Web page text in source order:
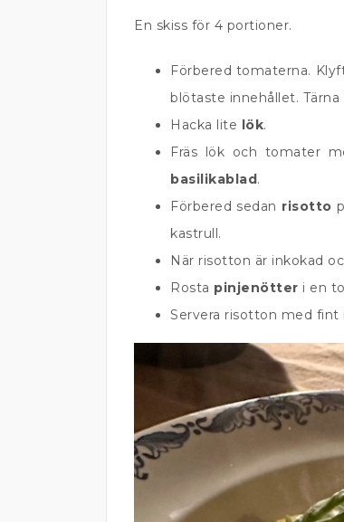
En skiss för 4 portioner.
Förbered tomaterna.
blötaste innehållet. Tärna
Hacka lite lök.
Fräs lök och tomater
basilikablad.
Förbered sedan risotto
kastrull.
När risotton är inkokad
Rosta pinjenötter i en
Servera risotton med fint